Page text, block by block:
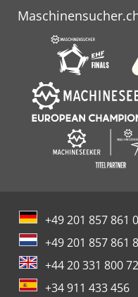
+49 201 857 861 0
+49 201 857 861
+44 20 331 800 72
+34 911 433 456